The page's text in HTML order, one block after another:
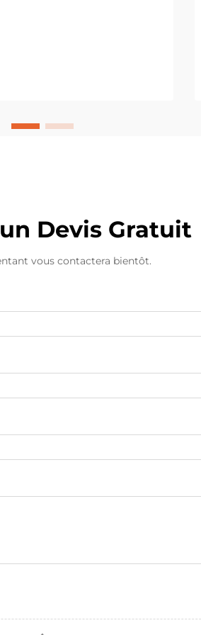
Devis Gratuit
vous contactera bientôt.